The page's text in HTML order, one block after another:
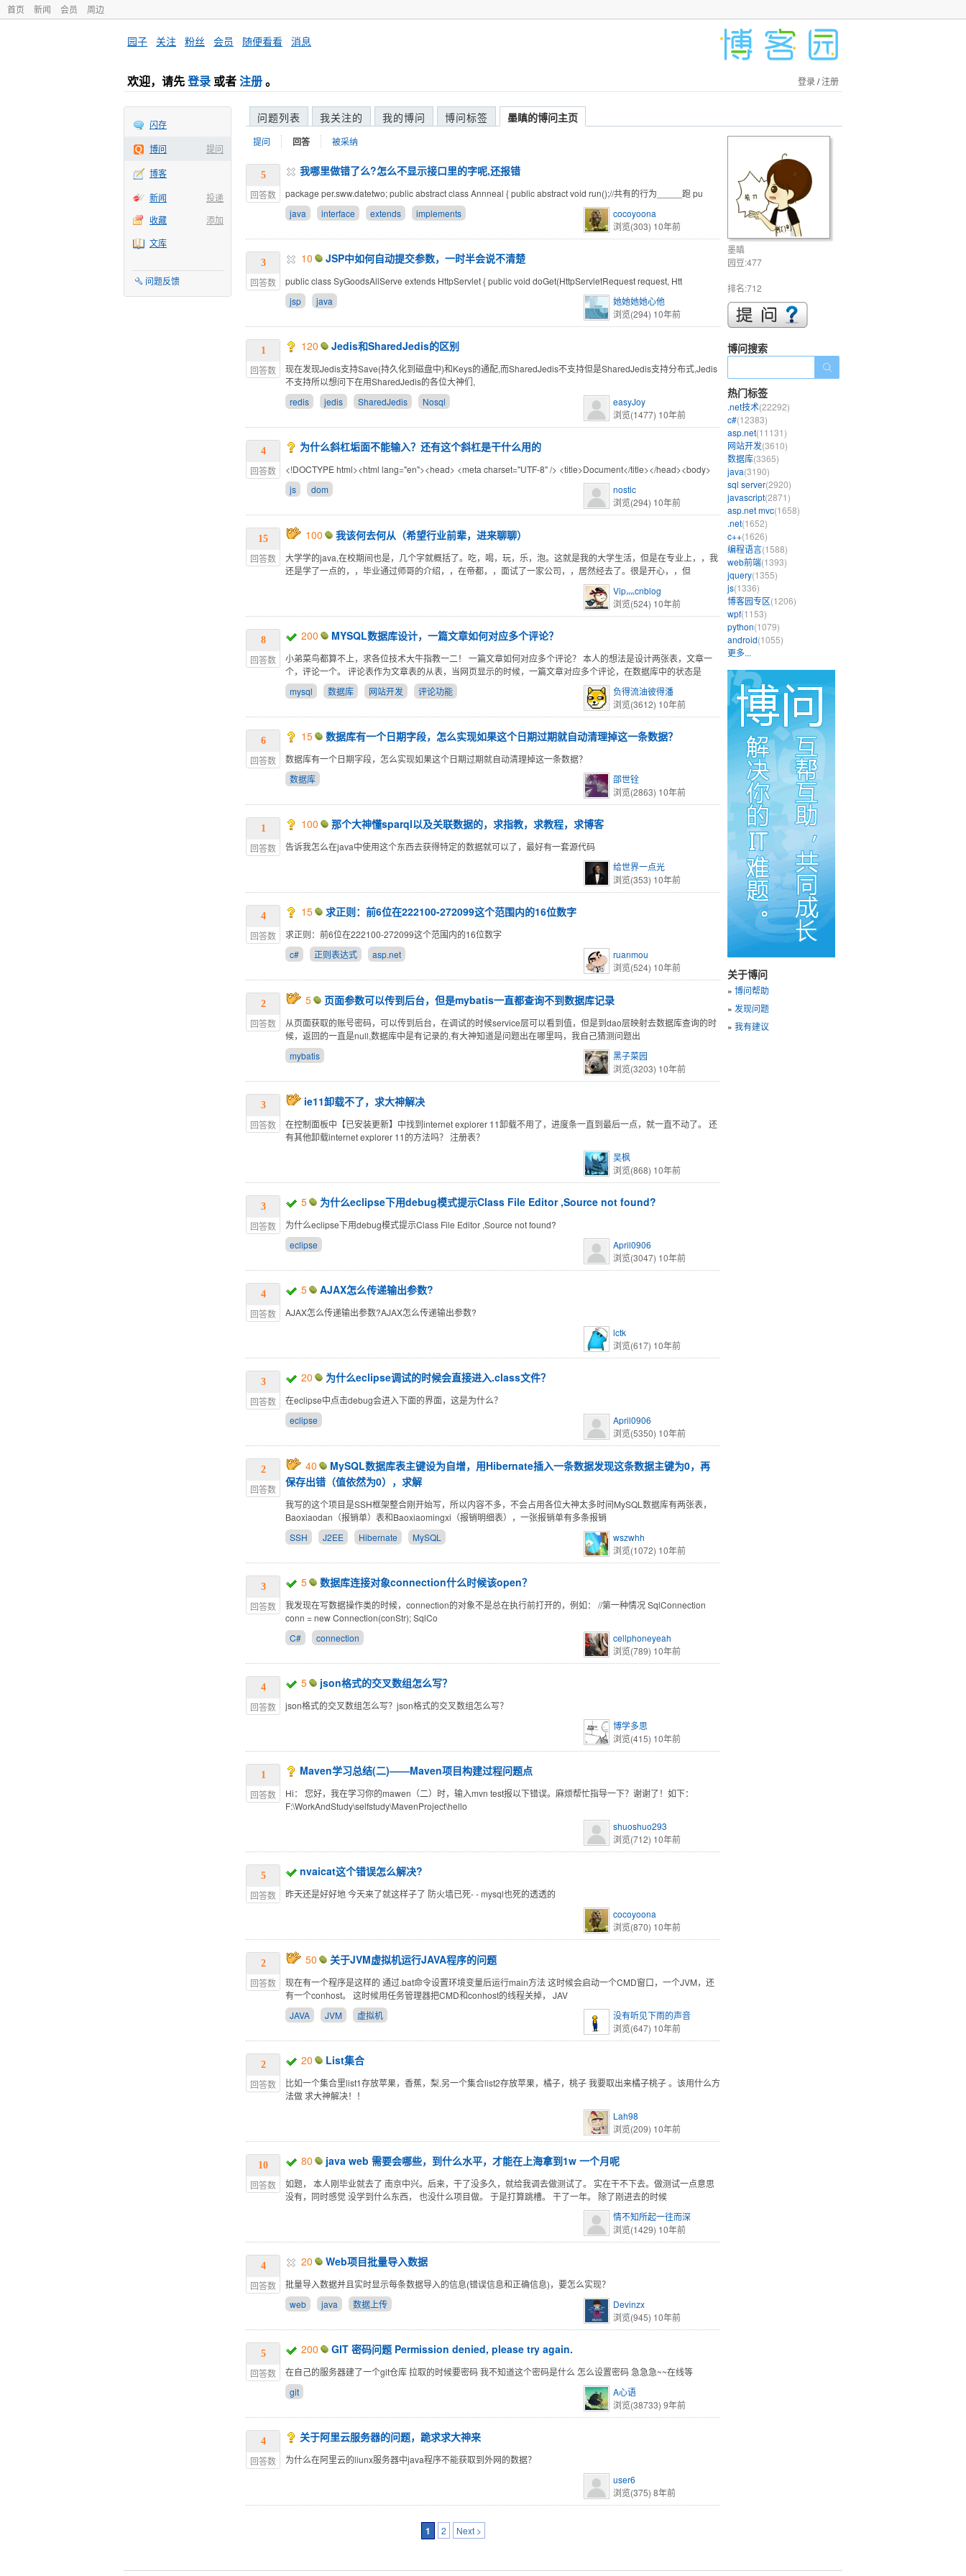
首页 新闻 会员 周边
园子 关注 粉丝 会员 随便看看 消息
欢迎，请先登录 或者注册。 登录/注册
闪存
提问
博问
博客
投递
新闻
添加
收藏
文库
问题反馈
问题列表 我关注的 我的博问 博问标签 墨瞋的博问主页
提问 回答 被采纳
5
回答数
我哪里做错了么?怎么不显示接口里的字呢,还报错
package per.sww.datetwo; public abstract class Annneal { public abstract void run();//共有的行为_____跑 pu
java
interface extends implements
cocoyoona
浏览(303) 10年前
3
回答数
10 JSP中如何自动提交参数，一时半会说不清楚
public class SyGoodsAllServe extends HttpServlet { public void doGet(HttpServletRequest request, Htt
jsp
java
她她她她心他
浏览(294) 10年前
1
回答数
120 Jedis和SharedJedis的区别
现在发现Jedis支持Save(持久化到磁盘中)和Keys的通配,而SharedJedis不支持但是SharedJedis支持分布式,Jedis
不支持所以想问下在用SharedJedis的各位大神们,
redis
jedis SharedJedis Nosql
easyJoy
浏览(1477) 10年前
4
回答数
为什么斜杠垢面不能输入？还有这个斜杠是干什么用的
<!DOCTYPE html><html lang="en"><head> <meta charset="UTF-8" /> <title>Document</title></head><body>
js
dom
nostic
浏览(294) 10年前
15
回答数
100 我该何去何从（希望行业前辈，进来聊聊）
大学学的java,在校期间也是，几个字就概括了。吃，喝，玩，乐，泡。这就是我的大学生活，但是在专业上，，我
还是学了一点的，，毕业通过师哥的介绍，，在帝都，，面试了一家公司，，居然经去了。很是开心，，但
Vip灬cnblog
浏览(524) 10年前
8
回答数
200 MYSQL数据库设计，一篇文章如何对应多个评论？
小弟菜鸟都算不上，求各位技术大牛指教一二！ 一篇文章如何对应多个评论？ 本人的想法是设计两张表，文章一
个，评论一个。 评论表作为文章表的从表，当网页显示的时候，一篇文章对应多个评论，在数据库中的状态是
mysql
数据库 网站开发 评论功能
负得流油彼得潘
浏览(3612) 10年前
6
回答数
15 数据库有一个日期字段，怎么实现如果这个日期过期就自动清理掉这一条数据？
数据库有一个日期字段，怎么实现如果这个日期过期就自动清理掉这一条数据？
数据库
邵世铨
浏览(2863) 10年前
1
回答数
100 那个大神懂sparql以及关联数据的，求指教，求教程，求博客
告诉我怎么在java中使用这个东西去获得特定的数据就可以了，最好有一套源代码
给世界一点光
浏览(353) 10年前
4
回答数
15 求正则：前6位在222100-272099这个范围内的16位数字
求正则：前6位在222100-272099这个范围内的16位数字
c#
正则表达式 asp.net
ruanmou
浏览(524) 10年前
2
回答数
5 页面参数可以传到后台，但是mybatis一直都查询不到数据库记录
从页面获取的账号密码，可以传到后台，在调试的时候service层可以看到值，但是到dao层映射去数据库查询的时
候，返回的一直是null,数据库中是有记录的,有大神知道是问题出在哪里吗，我自己猜测问题出
mybatis
黑子菜园
浏览(3203) 10年前
3
回答数
ie11卸载不了，求大神解决
在控制面板中【已安装更新】中找到internet explorer 11卸载不用了，进度条一直到最后一点，就一直不动了。 还
有其他卸载internet explorer 11的方法吗？ 注册表？
吴枫
浏览(868) 10年前
3
回答数
5 为什么eclipse下用debug模式提示Class File Editor ,Source not found?
为什么eclipse下用debug模式提示Class File Editor ,Source not found?
eclipse
April0906
浏览(3047) 10年前
4
回答数
5 AJAX怎么传递输出参数?
AJAX怎么传递输出参数?AJAX怎么传递输出参数?
lctk
浏览(617) 10年前
3
回答数
20 为什么eclipse调试的时候会直接进入.class文件？
在eclipse中点击debug会进入下面的界面，这是为什么？
eclipse
April0906
浏览(5350) 10年前
2
回答数
40
MySQL数据库表主键设为自增，用Hibernate插入一条数据发现这条数据主键为0，再
保存出错（值依然为0），求解
我写的这个项目是SSH框架整合刚开始写，所以内容不多，不会占用各位大神太多时间MySQL数据库有两张表，
Baoxiaodan（报销单）表和Baoxiaomingxi（报销明细表），一张报销单有多条报销
SSH
J2EE Hibernate MySQL
wszwhh
浏览(1072) 10年前
3
回答数
5 数据库连接对象connection什么时候该open？
我发现在写数据操作类的时候，connection的对象不是总在执行前打开的，例如： //第一种情况 SqlConnection
conn = new Connection(conStr); SqlCo
C#
connection
cellphoneyeah
浏览(789) 10年前
4
回答数
5 json格式的交叉数组怎么写？
json格式的交叉数组怎么写？json格式的交叉数组怎么写？
博学多思
浏览(415) 10年前
1
回答数
Maven学习总结(二)——Maven项目构建过程问题点
Hi： 您好，我在学习你的mawen（二）时，输入mvn test报以下错误。麻烦帮忙指导一下？谢谢了！如下：
F:\WorkAndStudy\selfstudy\MavenProject\hello
shuoshuo293
浏览(712) 10年前
5
回答数
nvaicat这个错误怎么解决?
昨天还是好好地 今天来了就这样子了 防火墙已死- - mysql也死的透透的
cocoyoona
浏览(870) 10年前
2
回答数
50 关于JVM虚拟机运行JAVA程序的问题
现在有一个程序是这样的 通过.bat命令设置环境变量后运行main方法 这时候会启动一个CMD窗口，一个JVM，还
有一个conhost。 这时候用任务管理器把CMD和conhost的线程关掉， JAV
JAVA
JVM 虚拟机
没有听见下雨的声音
浏览(647) 10年前
2
回答数
20 List集合
比如一个集合里list1存放苹果，香蕉，梨.另一个集合list2存放苹果，橘子，桃子 我要取出来橘子桃子 。该用什么方
法做 求大神解决！！
Lah98
浏览(209) 10年前
10
回答数
80 java web 需要会哪些，到什么水平，才能在上海拿到1w 一个月呢
如题， 本人刚毕业就去了 南京中兴。后来，干了没多久，就给我调去做测试了。 实在干不下去。做测试一点意思
没有，同时感觉 没学到什么东西， 也没什么项目做。 于是打算跳槽。 干了一年。 除了刚进去的时候
情不知所起一往而深
浏览(1429) 10年前
4
回答数
20 Web项目批量导入数据
批量导入数据并且实时显示每条数据导入的信息(错误信息和正确信息)，要怎么实现？
web
java 数据上传
Devinzx
浏览(945) 10年前
5
回答数
200 GIT 密码问题 Permission denied, please try again.
在自己的服务器建了一个git仓库 拉取的时候要密码 我不知道这个密码是什么 怎么设置密码 急急急~~在线等
git
A心语
浏览(38733) 9年前
4
回答数
关于阿里云服务器的问题，跪求求大神来
为什么在阿里云的liunx服务器中java程序不能获取到外网的数据？
user6
浏览(375) 8年前
1 2 Next >
墨瞋
园豆:477
排名:712
博问搜索
热门标签
.net技术(22292)
c#(12383)
asp.net(11131)
网站开发(3610)
数据库(3365)
java(3190)
sql server(2920)
javascript(2871)
asp.net mvc(1658)
.net(1652)
c++(1626)
编程语言(1588)
web前端(1393)
jquery(1355)
js(1336)
博客园专区(1206)
wpf(1153)
python(1079)
android(1055)
更多...
关于博问
» 博问帮助
» 发现问题
» 我有建议